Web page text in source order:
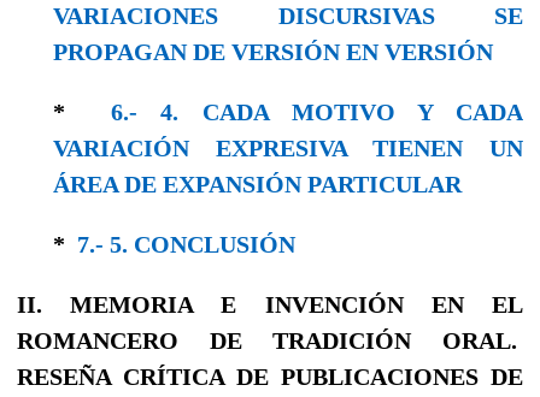
VARIACIONES DISCURSIVAS SE
PROPAGAN DE VERSIÓN EN VERSIÓN
*6.- 4. CADA MOTIVO Y CADA
VARIACIÓN EXPRESIVA TIENEN UN
ÁREA DE EXPANSIÓN PARTICULAR
* 7.- 5. CONCLUSIÓN
II. MEMORIA E INVENCIÓN EN EL
ROMANCERO DE TRADICIÓN ORAL.
RESEÑA CRÍTICA DE PUBLICACIONES DE